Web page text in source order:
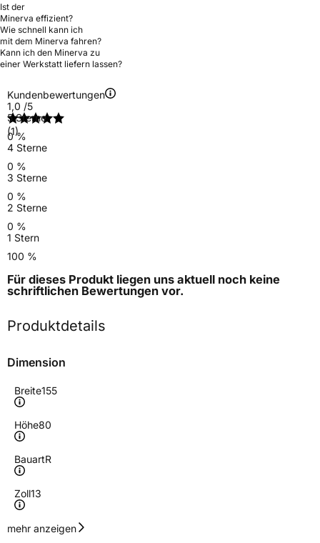
Ist der
Minerva effizient?
Wie schnell kann ich
mit dem Minerva fahren?
Kann ich den Minerva zu
einer Werkstatt liefern lassen?
Kundenbewertungen
1,0 /5
(1)
5 Sterne
0 %
4 Sterne
0 %
3 Sterne
0 %
2 Sterne
0 %
1 Stern
100 %
Für dieses Produkt liegen uns aktuell noch keine
schriftlichen Bewertungen vor.
Produktdetails
Dimension
Breite155
Höhe80
BauartR
Zoll13
Geschwindigkeitsindex
mehr anzeigen